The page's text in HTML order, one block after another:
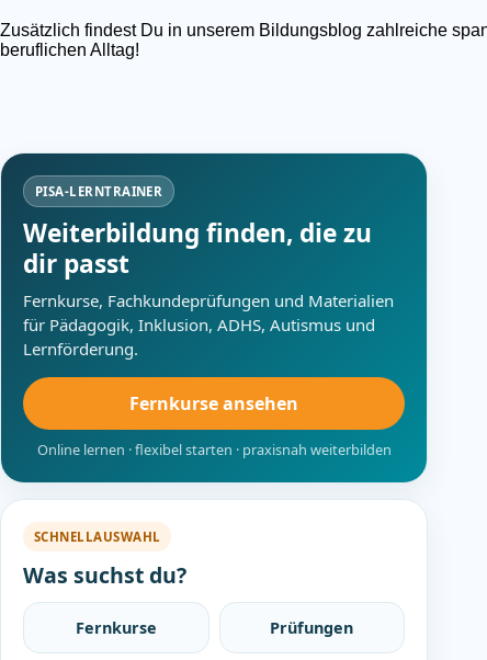
Zusätzlich findest Du in unserem Bildungsblog zahlreiche
beruflichen Alltag!
PISA-LERNTRAINER
Weiterbildung finden, die zu
dir passt
Fernkurse, Fachkundeprüfungen und Materialien
für Pädagogik, Inklusion, ADHS, Autismus und
Lernförderung.
Fernkurse ansehen
Online lernen · flexibel starten · praxisnah weiterbilden
SCHNELLAUSWAHL
Was suchst du?
Fernkurse Prüfungen